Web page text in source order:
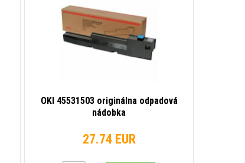
OKI 45531503 originálna odpadová
nádobka
27.74 EUR